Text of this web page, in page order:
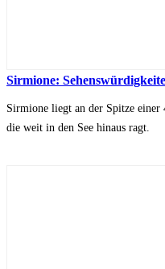
Sirmione:
Sirmione liegt an der Spitze
die weit in den See hinaus ragt.